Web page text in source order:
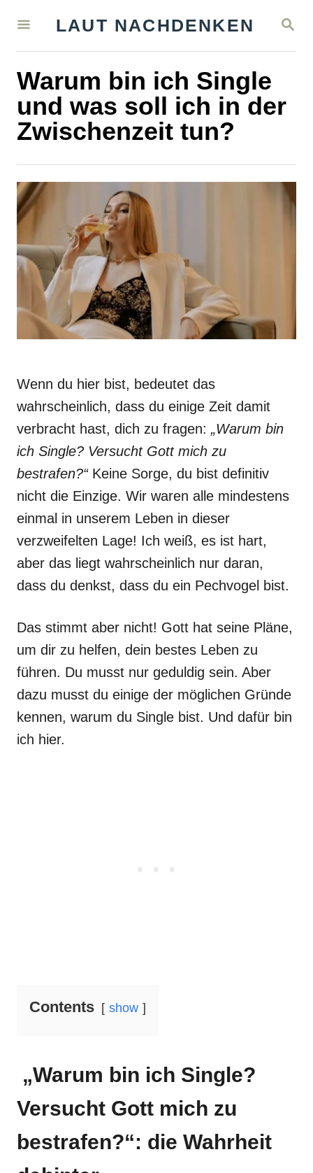
S
A
H
LAUT NACHDENKEN
Warum bin ich Single
und was soll ich in der
Zwischenzeit tun?
Wenn du hier bist, bedeutet das
wahrscheinlich, dass du einige Zeit damit
verbracht hast, dich zu fragen: „Warum bin
ich Single? Versucht Gott mich zu
bestrafen?“ Keine Sorge, du bist definitiv
nicht die Einzige. Wir waren alle mindestens
einmal in unserem Leben in dieser
verzweifelten Lage! Ich weiß, es ist hart,
aber das liegt wahrscheinlich nur daran,
dass du denkst, dass du ein Pechvogel bist.
Das stimmt aber nicht! Gott hat seine Pläne,
um dir zu helfen, dein bestes Leben zu
führen. Du musst nur geduldig sein. Aber
dazu musst du einige der möglichen Gründe
kennen, warum du Single bist. Und dafür bin
ich hier.
Contents show
„Warum bin ich Single?
Versucht Gott mich zu
bestrafen?“: die Wahrheit